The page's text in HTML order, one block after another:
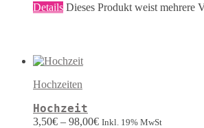
Details Dieses Produkt weist mehrere
Hochzeiten
Hochzeit
3,50€ – 98,00€ Inkl. 19% MwSt